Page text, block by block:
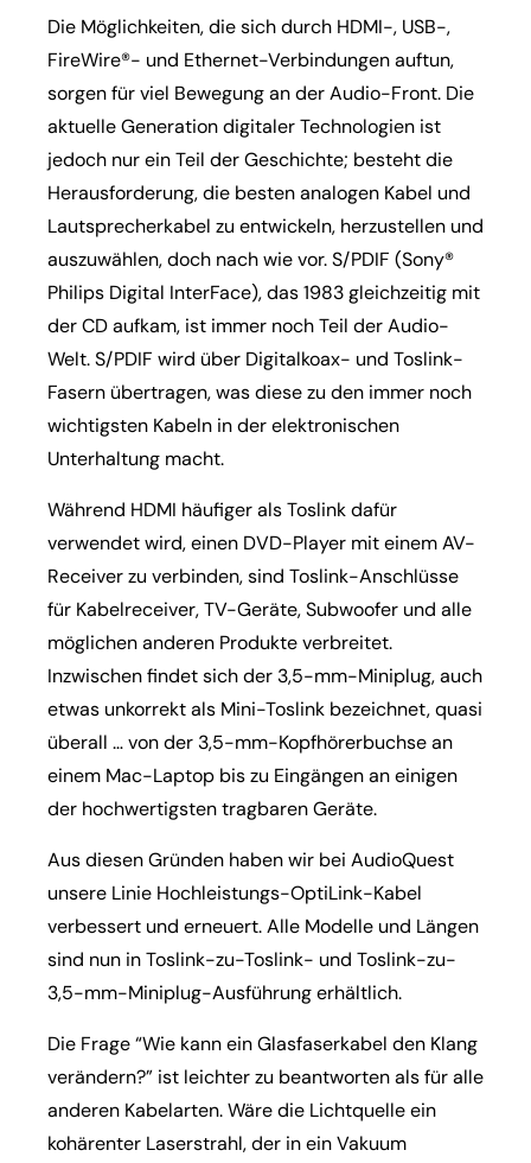
Die Möglichkeiten, die sich durch HDMI-, USB-,
FireWire®- und Ethernet-Verbindungen auftun,
sorgen für viel Bewegung an der Audio-Front. Die
aktuelle Generation digitaler Technologien ist
jedoch nur ein Teil der Geschichte; besteht die
Herausforderung, die besten analogen Kabel und
Lautsprecherkabel zu entwickeln, herzustellen und
auszuwählen, doch nach wie vor. S/PDIF (Sony®
Philips Digital InterFace), das 1983 gleichzeitig mit
der CD aufkam, ist immer noch Teil der Audio-
Welt. S/PDIF wird über Digitalkoax- und Toslink-
Fasern übertragen, was diese zu den immer noch
wichtigsten Kabeln in der elektronischen
Unterhaltung macht.
Während HDMI häufiger als Toslink dafür
verwendet wird, einen DVD-Player mit einem AV-
Receiver zu verbinden, sind Toslink-Anschlüsse
für Kabelreceiver, TV-Geräte, Subwoofer und alle
möglichen anderen Produkte verbreitet.
Inzwischen findet sich der 3,5-mm-Miniplug, auch
etwas unkorrekt als Mini-Toslink bezeichnet, quasi
überall … von der 3,5-mm-Kopfhörerbuchse an
einem Mac-Laptop bis zu Eingängen an einigen
der hochwertigsten tragbaren Geräte.
Aus diesen Gründen haben wir bei AudioQuest
unsere Linie Hochleistungs-OptiLink-Kabel
verbessert und erneuert. Alle Modelle und Längen
sind nun in Toslink-zu-Toslink- und Toslink-zu-
3,5-mm-Miniplug-Ausführung erhältlich.
Die Frage “Wie kann ein Glasfaserkabel den Klang
verändern?” ist leichter zu beantworten als für alle
anderen Kabelarten. Wäre die Lichtquelle ein
kohärenter Laserstrahl, der in ein Vakuum